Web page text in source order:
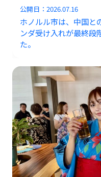
公開日：2026.07.16
ホノルル市は、中国と
ンダ受け入れが最終段
た。